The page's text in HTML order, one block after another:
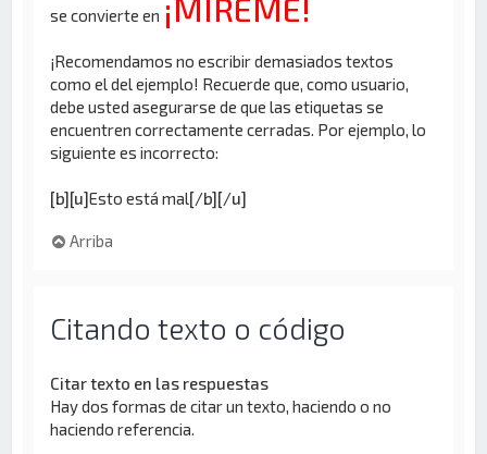
se convierte en ¡MIREME!
¡Recomendamos no escribir demasiados textos
como el del ejemplo! Recuerde que, como usuario,
debe usted asegurarse de que las etiquetas se
encuentren correctamente cerradas. Por ejemplo, lo
siguiente es incorrecto:
[b][u]Esto está mal[/b][/u]
Arriba
Citando texto o código
Citar texto en las respuestas
Hay dos formas de citar un texto, haciendo o no
haciendo referencia.